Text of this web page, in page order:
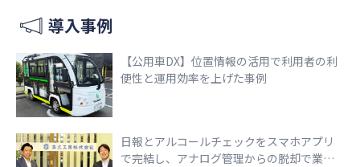
導入事例
【公用車DX】位置情報の活用で利用者の利
便性と運用効率を上げた事例
日報とアルコールチェックをスマホアプリ
で完結し、アナログ管理からの脱却で業務